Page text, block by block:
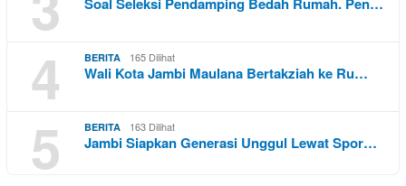
4 BERITA 165 Dilihat
Wali Kota Jambi Maulana Bertakziah ke Ru…
5 BERITA 163 Dilihat
Jambi Siapkan Generasi Unggul Lewat Spor…